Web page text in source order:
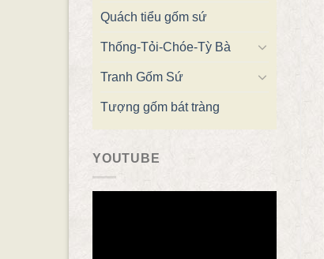
Quách tiểu gốm sứ
Thống-Tỏi-Chóe-Tỳ Bà
Tranh Gốm Sứ
Tượng gốm bát tràng
YOUTUBE